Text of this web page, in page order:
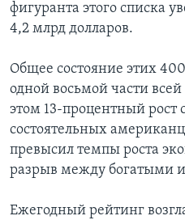
фигуранта этого списка
4,2 млрд долларов.
Общее состояние этих
одной восьмой части
этом 13-процентный рост
состоятельных
превысил темпы роста
разрыв между богатыми
Ежегодный рейтинг